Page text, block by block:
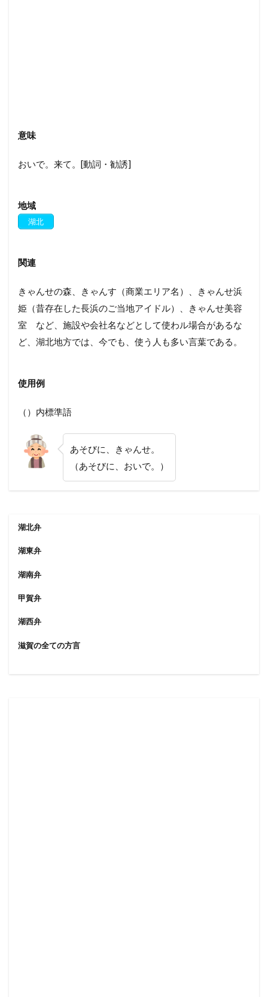
意味
おいで。来て。[動詞・勧誘]
地域
湖北
関連
きゃんせの森、きゃんす（商業エリア名）、きゃんせ浜
姫（昔存在した長浜のご当地アイドル）、きゃんせ美容
室 など、施設や会社名などとして使わル場合があるな
ど、湖北地方では、今でも、使う人も多い言葉である。
使用例
（）内標準語
あそびに、きゃんせ。
（あそびに、おいで。）
湖北弁
湖東弁
湖南弁
甲賀弁
湖西弁
滋賀の全ての方言